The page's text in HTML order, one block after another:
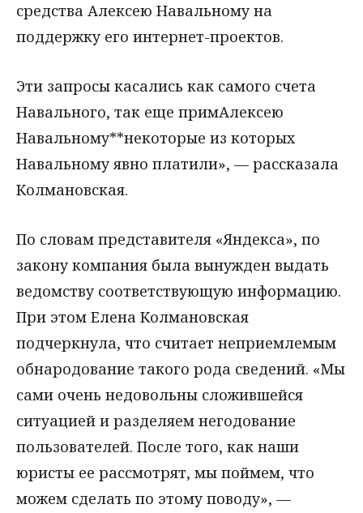
средства Алексею Навальному на
поддержку его интернет-проектов.
Эти запросы касались как самого счета
Навального, так еще примАлексею
Навальному**некоторые из которых
Навальному явно платили», — рассказала
Колмановская.
По словам представителя «Яндекса», по
закону компания была вынужден выдать
ведомству соответствующую информацию.
При этом Елена Колмановская
подчеркнула, что считает неприемлемым
обнародование такого рода сведений. «Мы
сами очень недовольны сложившейся
ситуацией и разделяем негодование
пользователей. После того, как наши
юристы ее рассмотрят, мы поймем, что
можем сделать по этому поводу», —